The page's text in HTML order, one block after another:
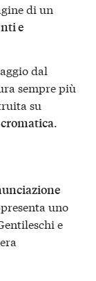
di un
e
dal
sempre più
su
.
uno
e